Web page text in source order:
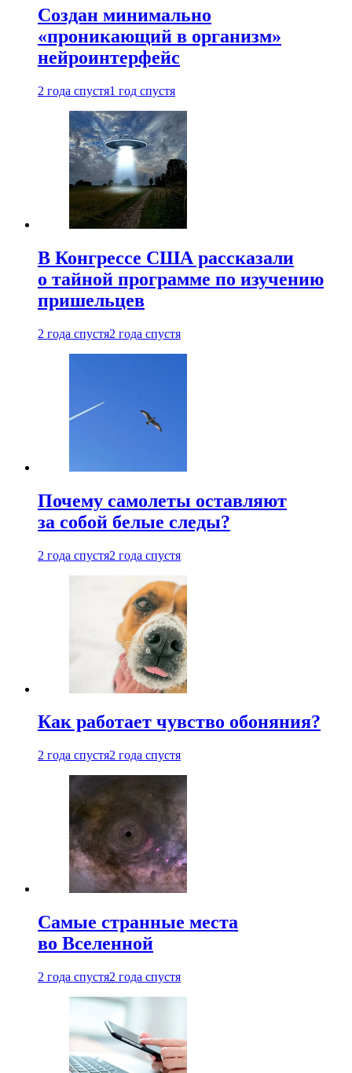
Создан минимально
«проникающий в организм»
нейроинтерфейс
2 года спустя1 год спустя
В Конгрессе США рассказали
о тайной программе по изучению
пришельцев
2 года спустя2 года спустя
Почему самолеты оставляют
за собой белые следы?
2 года спустя2 года спустя
Как работает чувство обоняния?
2 года спустя2 года спустя
Самые странные места
во Вселенной
2 года спустя2 года спустя